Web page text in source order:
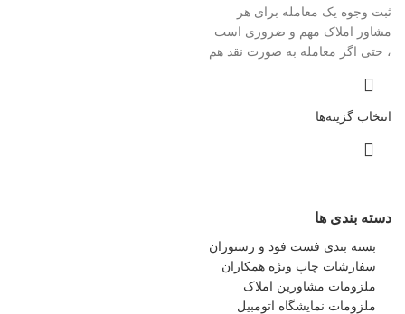
دسته بندی ها
بسته بندی فست فود و رستوران
سفارشات چاپ ویژه همکاران
ملزومات مشاورین املاک
ملزومات نمایشگاه اتومبیل
ثبت وجوه یک معامله برای هر
مشاور املاک مهم و ضروری است
، حتی اگر معامله به صورت نقد هم
انتخاب گزینه‌ها